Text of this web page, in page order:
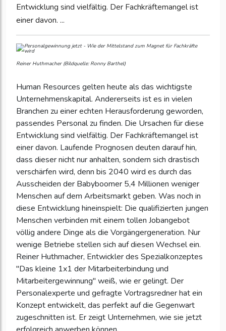
Entwicklung sind vielfältig. Der Fachkräftemangel ist
einer davon. ...
Reiner Huthmacher (Bildquelle: Ronny Barthel)
Human Resources gelten heute als das wichtigste
Unternehmenskapital. Andererseits ist es in vielen
Branchen zu einer echten Herausforderung geworden,
passendes Personal zu finden. Die Ursachen für diese
Entwicklung sind vielfältig. Der Fachkräftemangel ist
einer davon. Laufende Prognosen deuten darauf hin,
dass dieser nicht nur anhalten, sondern sich drastisch
verschärfen wird, denn bis 2040 wird es durch das
Ausscheiden der Babyboomer 5,4 Millionen weniger
Menschen auf dem Arbeitsmarkt geben. Was noch in
diese Entwicklung hineinspielt: Die qualifizierten jungen
Menschen verbinden mit einem tollen Jobangebot
völlig andere Dinge als die Vorgängergeneration. Nur
wenige Betriebe stellen sich auf diesen Wechsel ein.
Reiner Huthmacher, Entwickler des Spezialkonzeptes
"Das kleine 1x1 der Mitarbeiterbindung und
Mitarbeitergewinnung" weiß, wie er gelingt. Der
Personalexperte und gefragte Vortragsredner hat ein
Konzept entwickelt, das perfekt auf die Gegenwart
zugeschnitten ist. Er zeigt Unternehmen, wie sie jetzt